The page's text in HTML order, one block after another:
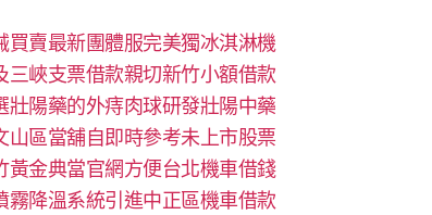
買賣最新團體服完美獨冰淇淋機
三峽支票借款親切新竹小額借款
陽藥的外痔肉球研發壯陽中藥
山區當舖自即時參考未上市股票
黃金典當官網方便台北機車借錢
降溫系統引進中正區機車借款